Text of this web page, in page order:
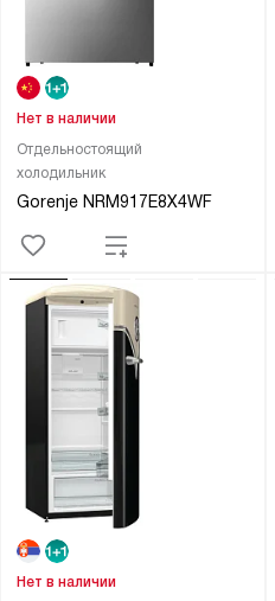
Отдельностоящий
холодильник
Gorenje NRM917E8X4WF
Нет в наличии
Нет в наличии